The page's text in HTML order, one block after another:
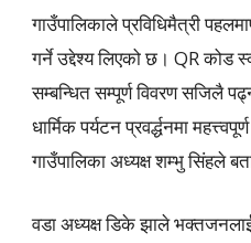
गाउँपालिकाले प्रविधिमैत्री
गर्ने उद्देश्य लिएको छ। QR कोड
सम्बन्धित सम्पूर्ण विवरण सजिलै
धार्मिक पर्यटन प्रवर्द्धनमा
गाउँपालिका अध्यक्ष शम्भु सिंहले
वडा अध्यक्ष डिके झाले